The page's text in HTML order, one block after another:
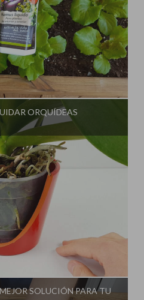
Paso a Paso
ORQUÍDEAS
Paso a Paso
SOLUCIÓN PARA TU